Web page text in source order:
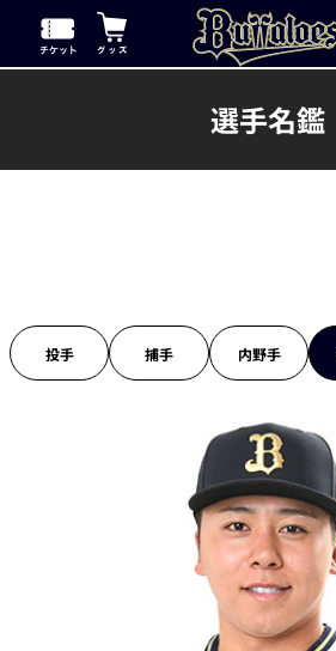
選手名鑑
投手 捕手 内野手